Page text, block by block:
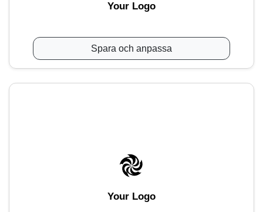
Your Logo
Spara och anpassa
Your Logo